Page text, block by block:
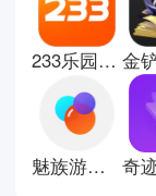
233乐园正版
魅族游戏中心安卓版